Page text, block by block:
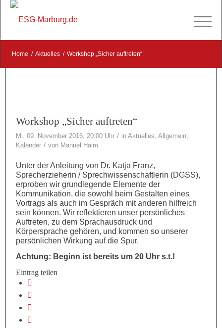
Home / Aktuelles / Workshop „Sicher auftreten“
Workshop „Sicher auftreten“
Mi. 09. November 2016, 20:00 Uhr / inAktuelles,Allgemein,
Kalender / von Manuel Haim
Unter der Anleitung von Dr. Katja Franz,
Sprecherzieherin / Sprechwissenschaftlerin (DGSS),
erproben wir grundlegende Elemente der
Kommunikation, die sowohl beim Gestalten eines
Vortrags als auch im Gespräch mit anderen hilfreich
sein können. Wir reflektieren unser persönliches
Auftreten, zu dem Sprachausdruck und
Körpersprache gehören, und kommen so unserer
persönlichen Wirkung auf die Spur.
Achtung: Beginn ist bereits um 20 Uhr s.t.!
Eintrag teilen